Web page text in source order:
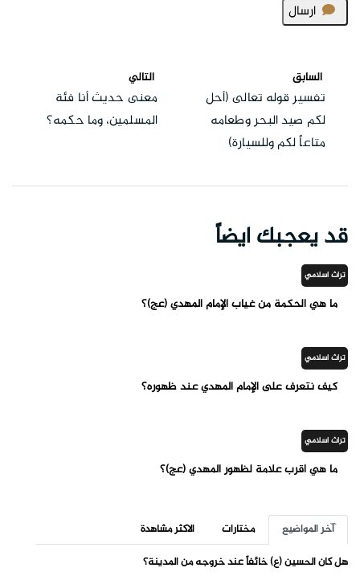
ارسال
السابق
تفسير قوله تعالى (أحل
لكم صيد البحر وطعامه
متاعاً لكم وللسيارة)
التالي
معنى حديث أنا فئة
المسلمين، وما حكمه؟
قد يعجبك ايضاً
تراث اسلامي
ما هي الحكمة من غياب الإمام المهدي (عج)؟
تراث اسلامي
كيف نتعرف على الإمام المهدي عند ظهوره؟
تراث اسلامي
ما هي أقرب علامة لظهور المهدي (عج)؟
آخر المواضيع مختارات
الاكثر مشاهدة
هل كان الحسين (ع) خائفاً عند خروجه من المدينة؟